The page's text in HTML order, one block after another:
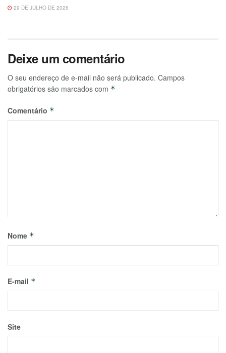
29 DE JULHO DE 2026
Deixe um comentário
O seu endereço de e-mail não será publicado. Campos
obrigatórios são marcados com *
Comentário *
Nome *
E-mail *
Site